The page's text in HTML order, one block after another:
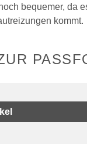
bequemer, da
kommt.